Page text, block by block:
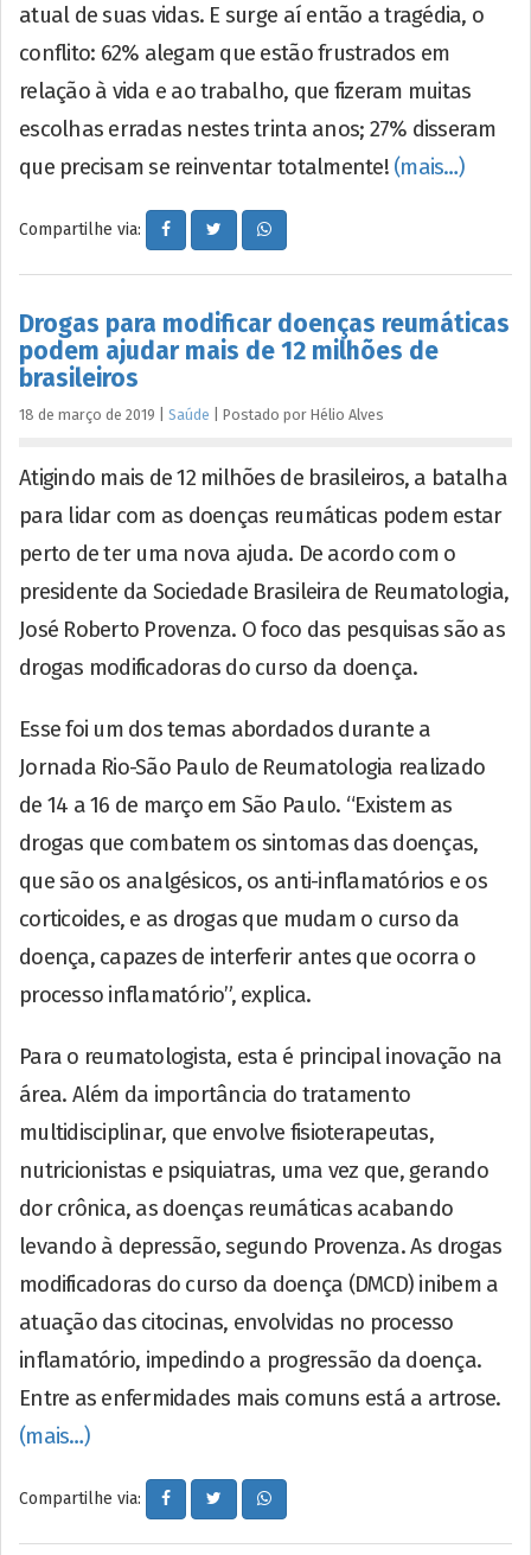
atual de suas vidas. E surge aí então a tragédia, o
conflito: 62% alegam que estão frustrados em
relação à vida e ao trabalho, que fizeram muitas
escolhas erradas nestes trinta anos; 27% disseram
que precisam se reinventar totalmente! (mais…)
Compartilhe via:
Drogas para modificar doenças reumáticas
podem ajudar mais de 12 milhões de
brasileiros
18 de março de 2019 Saúde Postado por Hélio Alves
Atigindo mais de 12 milhões de brasileiros, a batalha
para lidar com as doenças reumáticas podem estar
perto de ter uma nova ajuda. De acordo com o
presidente da Sociedade Brasileira de Reumatologia,
José Roberto Provenza. O foco das pesquisas são as
drogas modificadoras do curso da doença.
Esse foi um dos temas abordados durante a
Jornada Rio-São Paulo de Reumatologia realizado
de 14 a 16 de março em São Paulo. “Existem as
drogas que combatem os sintomas das doenças,
que são os analgésicos, os anti-inflamatórios e os
corticoides, e as drogas que mudam o curso da
doença, capazes de interferir antes que ocorra o
processo inflamatório”, explica.
Para o reumatologista, esta é principal inovação na
área. Além da importância do tratamento
multidisciplinar, que envolve fisioterapeutas,
nutricionistas e psiquiatras, uma vez que, gerando
dor crônica, as doenças reumáticas acabando
levando à depressão, segundo Provenza. As drogas
modificadoras do curso da doença (DMCD) inibem a
atuação das citocinas, envolvidas no processo
inflamatório, impedindo a progressão da doença.
Entre as enfermidades mais comuns está a artrose.
(mais…)
Compartilhe via: